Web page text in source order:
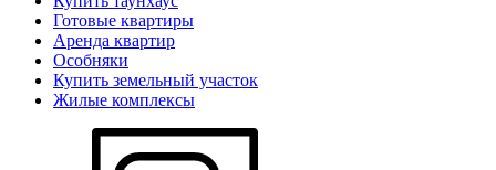
Готовые квартиры
Аренда квартир
Особняки
Купить земельный участок
Жилые комплексы